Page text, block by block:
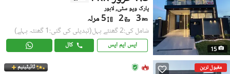
15
پارک ویو سٹی, لاہور
3
2 5 مرلہ
شامل کی:2 گھنٹے پہل (تبدیلی کی گئی:1 گھنٹہ پہلے)
ایس ایم ایس کال
مقبول ترین ٹائیٹینیم